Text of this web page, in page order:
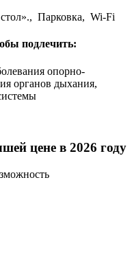
Парковка, Wi-Fi
подлечить:
опорно-
органов дыхания,
цене в 2026 году